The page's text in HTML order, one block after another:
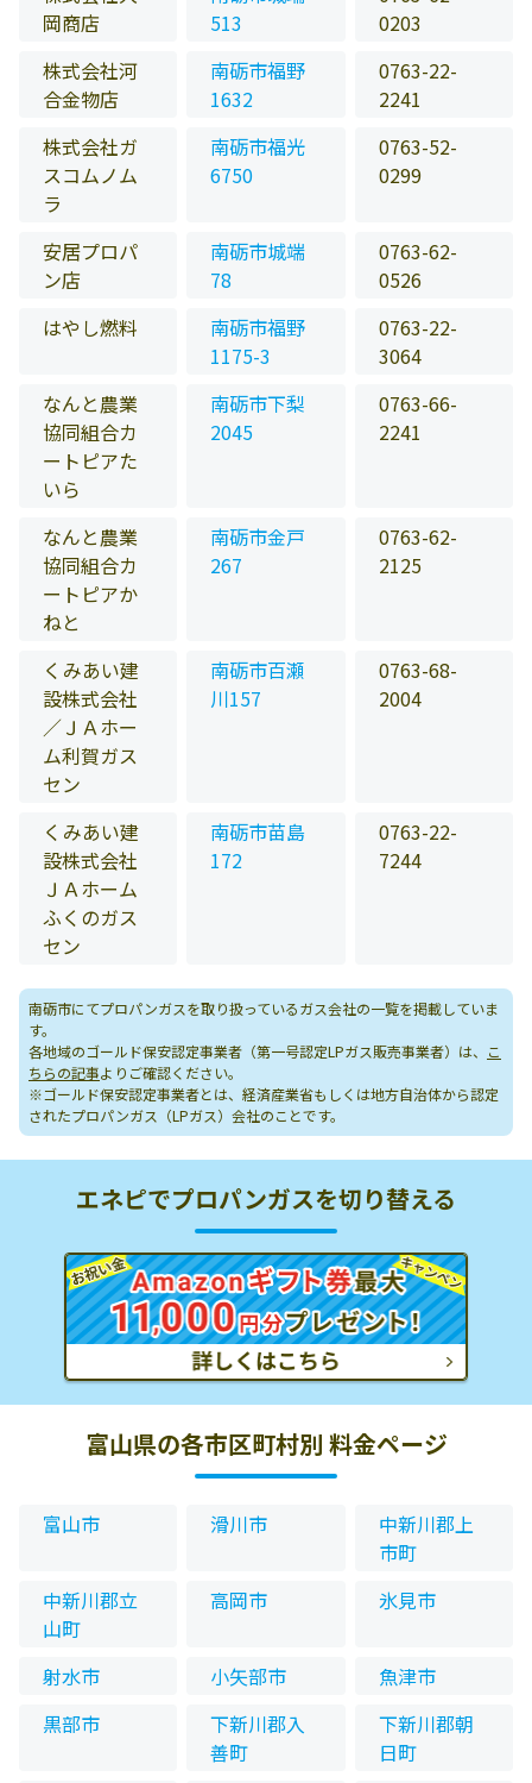
岡商店
513
0203
株式会社河
合金物店
南砺市福野
1632
0763-22-
2241
株式会社ガ
スコムノム
ラ
南砺市福光
6750
0763-52-
0299
安居プロパ
ン店
南砺市城端
78
0763-62-
0526
はやし燃料
南砺市福野
1175-3
0763-22-
3064
なんと農業
協同組合カ
ートピアた
いら
南砺市下梨
2045
0763-66-
2241
なんと農業
協同組合カ
ートピアか
ねと
南砺市金戸
267
0763-62-
2125
くみあい建
設株式会社
／ＪＡホー
ム利賀ガス
セン
南砺市百瀬
川157
0763-68-
2004
くみあい建
設株式会社
ＪＡホーム
ふくのガス
セン
南砺市苗島
172
0763-22-
7244
南砺市にてプロパンガスを取り扱っているガス会社の一覧を掲載していま
す。
各地域のゴールド保安認定事業者（第一号認定LPガス販売事業者）は、
こ
ちらの記事よりご確認ください。
※ゴールド保安認定事業者とは、経済産業省もしくは地方自治体から認定
されたプロパンガス（LPガス）会社のことです。
エネピでプロパンガスを切り替える
富山県の各市区町村別 料金ページ
富山市 滑川市
中新川郡上
市町
中新川郡立
山町
高岡市 氷見市
射水市 小矢部市
魚津市
黒部市
下新川郡入
善町
下新川郡朝
日町